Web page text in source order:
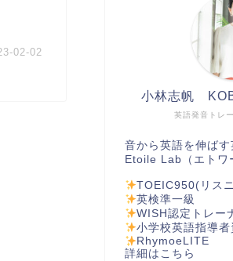
02-02
英語発音トレ
小林志帆
音から英語を伸ばす
Etoile Lab（エト
TOEIC950(リス
英検準一級
WISH認定トレー
小学校英語指導
RhymoeLITE
詳細は こちら